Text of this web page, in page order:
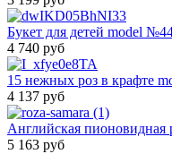
Букет для детей model
4 740 руб
15 нежных роз в крафте
4 137 руб
Английская
5 163 руб